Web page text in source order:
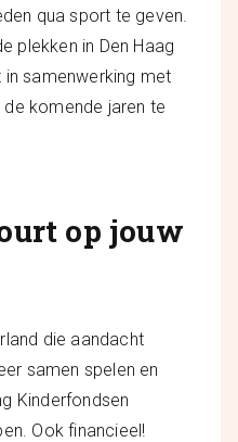
qua sport te geven.
plekken in Den Haag
samenwerking met
komende jaren te
op jouw
die aandacht
samen spelen en
Kinderfondsen
Ook financieel!